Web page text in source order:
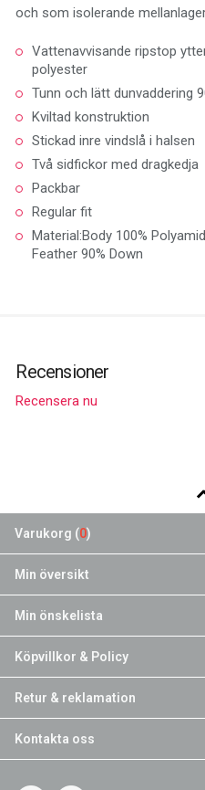
och som isolerande
Vattenavvisande ripstop
polyester
Tunn och lätt dunvaddering
Kviltad konstruktion
Stickad inre vindslå i halsen
Två sidfickor med dragkedja
Packbar
Regular fit
Material:Body 100%
Feather 90% Down
Recensioner
Recensera nu
Varukorg (0)
Min översikt
Min önskelista
Köpvillkor & Policy
Retur & reklamation
Kontakta oss